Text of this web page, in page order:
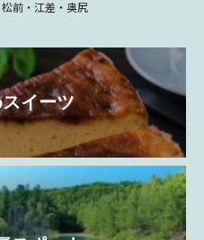
松前・江差・奥尻
イーツ